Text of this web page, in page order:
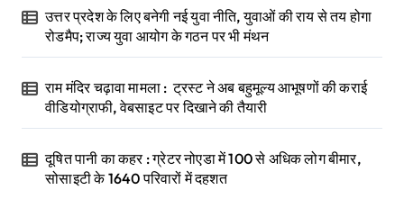
उत्तर प्रदेश के लिए बनेगी नई युवा नीति, युवाओं की राय से तय होगा
रोडमैप; राज्य युवा आयोग के गठन पर भी मंथन
राम मंदिर चढ़ावा मामला : ट्रस्ट ने अब बहुमूल्य आभूषणों की कराई
वीडियोग्राफी, वेबसाइट पर दिखाने की तैयारी
दूषित पानी का कहर : ग्रेटर नोएडा में 100 से अधिक लोग बीमार,
सोसाइटी के 1640 परिवारों में दहशत